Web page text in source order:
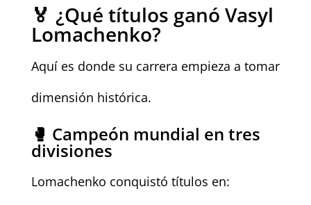
🏅 ¿Qué títulos ganó Vasyl
Lomachenko?
Aquí es donde su carrera empieza a tomar
dimensión histórica.
🥊 Campeón mundial en tres
divisiones
Lomachenko conquistó títulos en: